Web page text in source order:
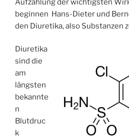
Aufzählung der wichtigsten
beginnen Hans-Dieter und
den Diuretika, also Substanzen
Diuretika
sind die
am
längsten
bekannte
n
Blutdruc
k